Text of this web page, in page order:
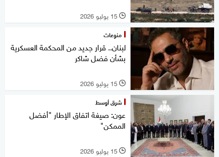
l 15 يوليو 2026
منوعات
لبنان.. قرار جديد من المحكمة العسكرية
بشأن فضل شاكر
l 15 يوليو 2026
شرق أوسط
عون: صيغة اتفاق الإطار "أفضل
الممكن"
l 15 يوليو 2026